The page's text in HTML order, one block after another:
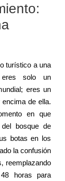
turístico a una
eres solo un
eres un
de ella.
en que
bosque de
botas en los
la confusión
reemplazando
horas para